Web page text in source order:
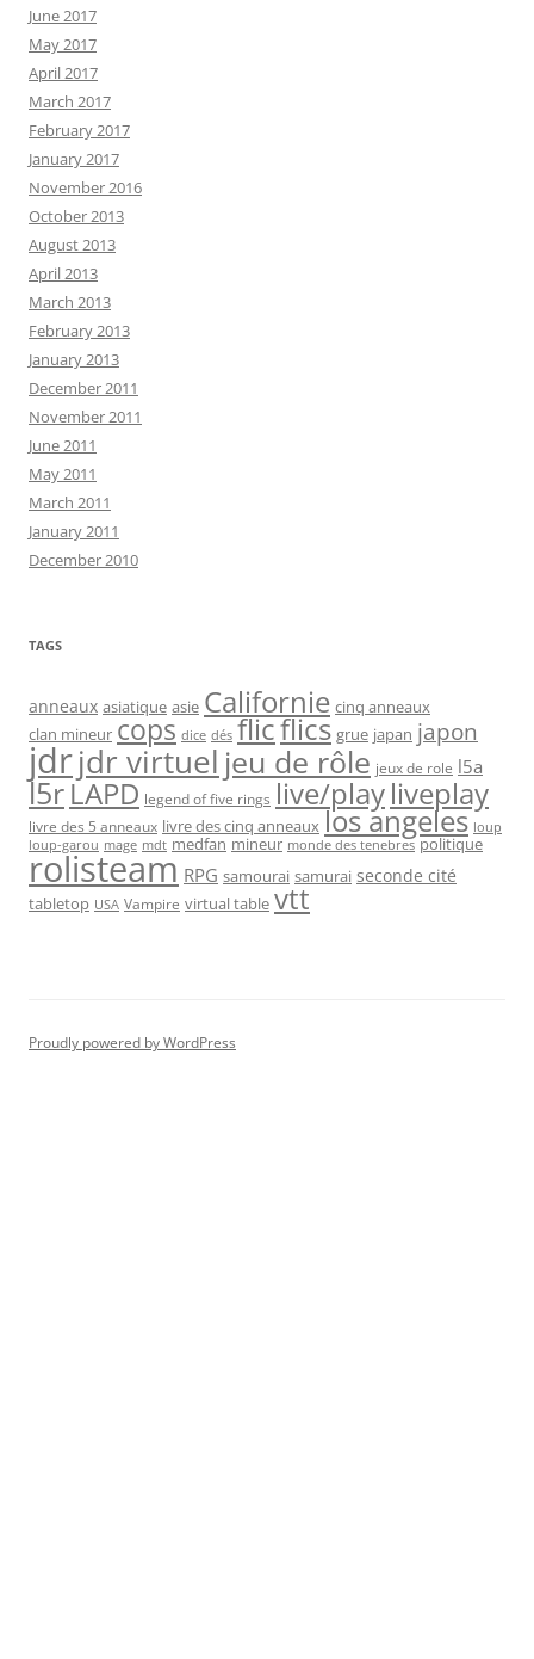
June 2017
May 2017
April 2017
March 2017
February 2017
January 2017
November 2016
October 2013
August 2013
April 2013
March 2013
February 2013
January 2013
December 2011
November 2011
June 2011
May 2011
March 2011
January 2011
December 2010
TAGS
anneaux asiatique asie Californie cinq anneaux
clan mineur cops dice dés flicflics grue japan japon
jdrjdr virtuel jeu de rôle jeux de role l5a
l5rLAPD legend of five rings live/playliveplay
livre des 5 anneaux livre des cinq anneaux los angeles loup
loup-garou mage mdt medfan mineur monde des tenebres politique
rolisteam RPG samourai samurai seconde cité
tabletop USA Vampire virtual table vtt
Proudly powered by WordPress